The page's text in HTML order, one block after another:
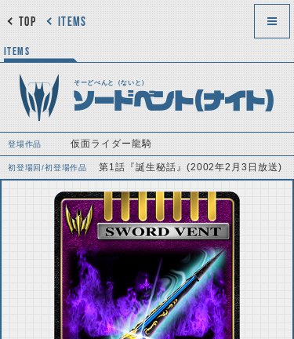
ITEMS
TOP
ITEMS
そーどべんと（ないと）
ソードベント（ナイト）
登場作品 仮面ライダー龍騎
初登場回/初登場作品 第1話『誕生秘話』(2002年2月3日放送)